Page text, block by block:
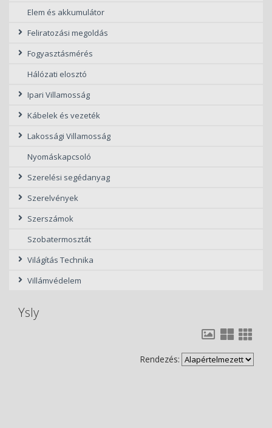
Elem és akkumulátor
Feliratozási megoldás
Fogyasztásmérés
Hálózati elosztó
Ipari Villamosság
Kábelek és vezeték
Lakossági Villamosság
Nyomáskapcsoló
Szerelési segédanyag
Szerelvények
Szerszámok
Szobatermosztát
Világítás Technika
Villámvédelem
Ysly
Rendezés: